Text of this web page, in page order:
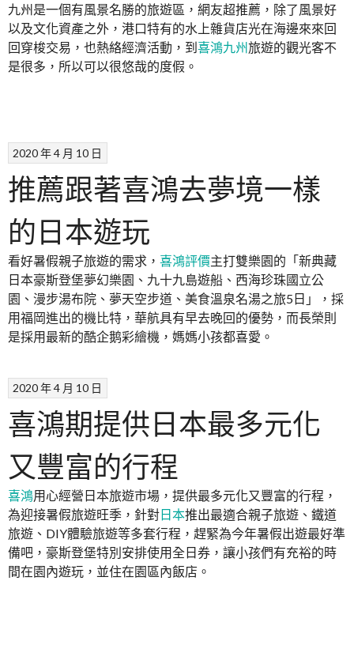
九州是一個有風景名勝的旅遊區，網友超推薦，除了風景好
以及文化資產之外，港口特有的水上雜貨店光在海邊來來回
回穿梭交易，也熱絡經濟活動，到喜鴻九州旅遊的觀光客不
是很多，所以可以很悠哉的度假。
2020 年 4 月 10 日
推薦跟著喜鴻去夢境一樣
的日本遊玩
看好暑假親子旅遊的需求， 喜鴻評價主打雙樂園的「新典藏
日本豪斯登堡夢幻樂園、九十九島遊船、西海珍珠國立公
園、漫步湯布院、夢天空步道、美食溫泉名湯之旅5日」，採
用福岡進出的機比特，華航具有早去晚回的優勢，而長榮則
是採用最新的酷企鹅彩繪機，媽媽小孩都喜愛。
2020 年 4 月 10 日
喜鴻期提供日本最多元化
又豐富的行程
喜鴻用心經營日本旅遊市場，提供最多元化又豐富的行程，
為迎接暑假旅遊旺季，針對日本推出最適合親子旅遊、鐵道
旅遊、DIY體驗旅遊等多套行程，趕緊為今年暑假出遊最好準
備吧，豪斯登堡特別安排使用全日券，讓小孩們有充裕的時
間在園內遊玩，並住在園區內飯店。